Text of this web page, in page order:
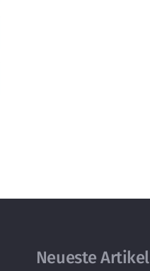
Neueste Artikel